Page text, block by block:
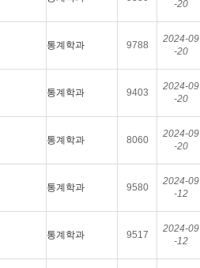
-20
통계학과 9788
2024-09
-20
통계학과 9403
2024-09
-20
통계학과 8060
2024-09
-20
통계학과 9580
2024-09
-12
통계학과 9517
2024-09
-12